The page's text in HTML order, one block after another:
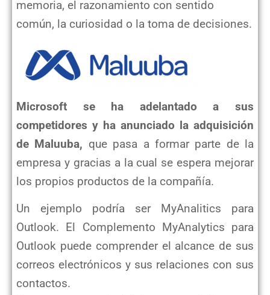
memoria, el razonamiento con sentido
común, la curiosidad o la toma de decisiones.
Microsoft se ha adelantado a sus
competidores y ha anunciado la adquisición
de Maluuba, que pasa a formar parte de la
empresa y gracias a la cual se espera mejorar
los propios productos de la compañía.
Un ejemplo podría ser MyAnalitics para
Outlook. El Complemento MyAnalytics para
Outlook puede comprender el alcance de sus
correos electrónicos y sus relaciones con sus
contactos.